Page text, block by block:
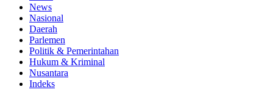
News
Nasional
Daerah
Parlemen
Politik & Pemerintahan
Hukum & Kriminal
Nusantara
Indeks